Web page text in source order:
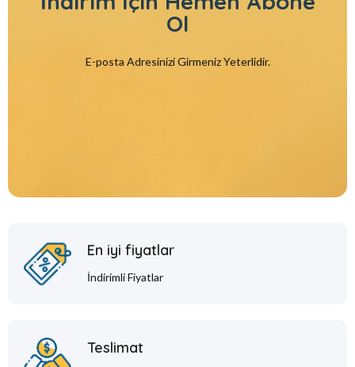
Ol
E-posta Adresinizi Girmeniz Yeterlidir.
En iyi fiyatlar
İndirimli Fiyatlar
Teslimat